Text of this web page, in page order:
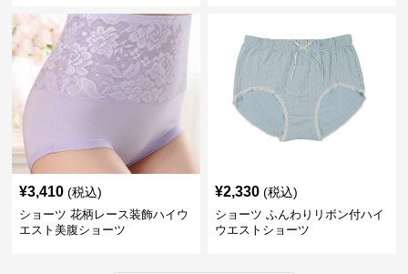
¥3,410 (税込)
ショーツ 花柄レース装飾ハイウ
エスト美腹ショーツ
¥2,330 (税込)
ショーツ ふんわりリボン付ハイ
ウエストショーツ